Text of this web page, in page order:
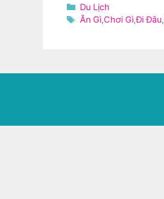
Danh
mục
Du Lịch
Thẻ
Ăn Gì,Chơi Gì,Đi Đâu,